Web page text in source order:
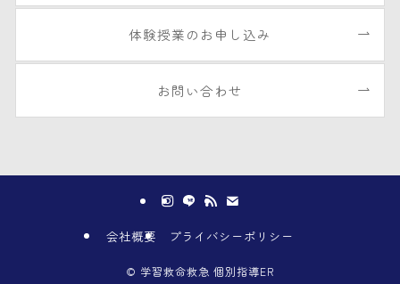
体験授業のお申し込み
お問い合わせ
会社概要 プライバシーポリシー
© 学習救命救急 個別指導ER